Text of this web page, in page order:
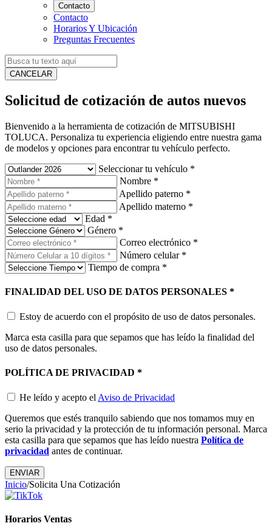
Contacto
Contacto
Horarios Y Ubicación
Preguntas Frecuentes
CANCELAR
Solicitud de cotización de autos nuevos
Bienvenido a la herramienta de cotización de MITSUBISHI
TOLUCA. Personaliza tu experiencia eligiendo entre nuestra gama
de modelos y opciones para encontrar tu vehículo perfecto.
Seleccionar tu vehículo *
Nombre *
Apellido paterno *
Apellido materno *
Edad *
Género *
Correo electrónico *
Número celular *
Tiempo de compra *
FINALIDAD DEL USO DE DATOS PERSONALES *
Estoy de acuerdo con el propósito de uso de datos personales.
Marca esta casilla para que sepamos que has leído la finalidad del
uso de datos personales.
POLÍTICA DE PRIVACIDAD *
He leído y acepto el Aviso de Privacidad
Queremos que estés tranquilo sabiendo que nos tomamos muy en
serio la privacidad y la protección de tu información personal. Marca
esta casilla para que sepamos que has leído nuestra Política de
privacidad antes de continuar.
Inicio/Solicita Una Cotización
Horarios Ventas